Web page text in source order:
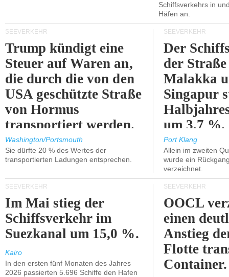
Schiffsverkehrs in
Häfen an.
SEEVERKEHR
Trump kündigt eine
Steuer auf Waren an,
die durch die von den
USA geschützte Straße
von Hormus
transportiert werden.
Washington/Portsmouth
Sie dürfte 20 % des Wertes der
transportierten Ladungen entsprechen.
SEEVERKEHR
Der
der
Malakka
Singapur
um 3,7 %.
Port Klang
Allein im zweiten
wurde ein
verzeichnet.
SEEVERKEHR
Im Mai stieg der
Schiffsverkehr im
Suezkanal um 15,0 %.
Kairo
In den ersten fünf Monaten des Jahres
2026 passierten 5.696 Schiffe den Hafen
SEEVERKEHR
OOCL
einen
Anstieg
Flotte
Container.